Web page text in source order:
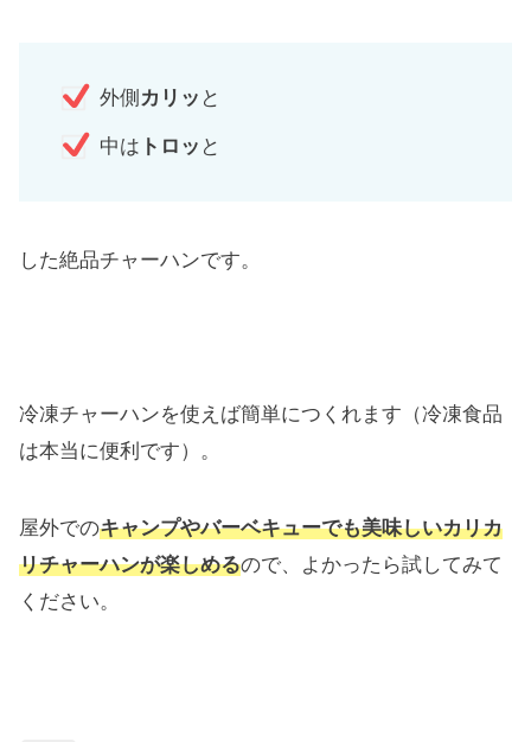
外側 カリッ と
中は トロッ と
した絶品チャーハンです。
冷凍チャーハンを使えば簡単につくれます（冷凍食品
は本当に便利です）。
屋外でのキャンプやバーベキューでも美味しいカリカ
リチャーハンが楽しめるので、よかったら試してみて
ください。